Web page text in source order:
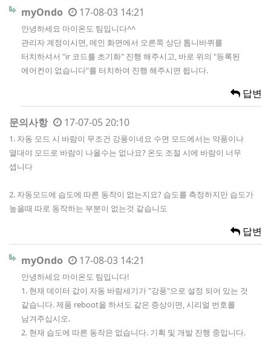
myOndo 17-08-03 14:21
안녕하세요 마이온도 팀입니다^^
관리자 계정이시면, 메인 화면에서 오른쪽 상단 톱니바퀴를
터치하셔서 "ir 코드를 초기화" 진행 해주시고, 바로 위의 "등록된
에어컨이 없습니다"를 터치하여 진행 해주시면 됩니다.
답변
문의사항 17-07-05 20:10
1. 자동 모드 시 바람이 무조건 강풍이네요 수면 모드에서는 약풍이나
열대야 모드로 바람이 나올수는 없나요? 온도 조절 시에 바람이 너무
셉니다
2. 자동모드에 습도에 따른 동작이 없는지요? 습도를 측정하지만 습도가
높을때 따로 동작하는 부분이 없는것 같습니도
답변
myOndo 17-08-03 14:21
안녕하세요 마이온도 팀입니다!
1. 현재 데이터 값이 자동 바람세기가 "강풍"으로 설정 되어 있는 것
같습니다. 제품 reboot을 하셔도 같은 증상이면, 시리얼 번호를
남겨주십시오.
2. 현재 습도에 따른 동작은 없습니다. 기획 및 개발 진행 중입니다.